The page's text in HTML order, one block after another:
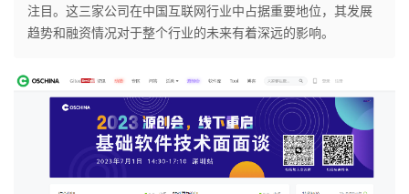
人
我
注目。这三家公司在中国互联网行业中占据重要地位，其发展
趋势和融资情况对于整个行业的未来有着深远的影响。